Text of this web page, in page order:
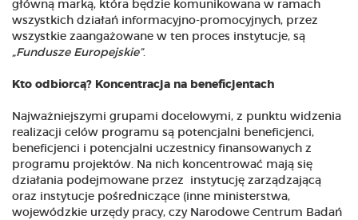
główną marką, która będzie komunikowana w ramach
wszystkich działań informacyjno-promocyjnych, przez
wszystkie zaangażowane w ten proces instytucje, są
„Fundusze Europejskie”.
Kto odbiorcą? Koncentracja na beneficjentach
Najważniejszymi grupami docelowymi, z punktu widzenia
realizacji celów programu są potencjalni beneficjenci,
beneficjenci i potencjalni uczestnicy finansowanych z
programu projektów. Na nich koncentrować mają się
działania podejmowane przez instytucję zarządzającą
oraz instytucje pośredniczące (inne ministerstwa,
wojewódzkie urzędy pracy, czy Narodowe Centrum Badań